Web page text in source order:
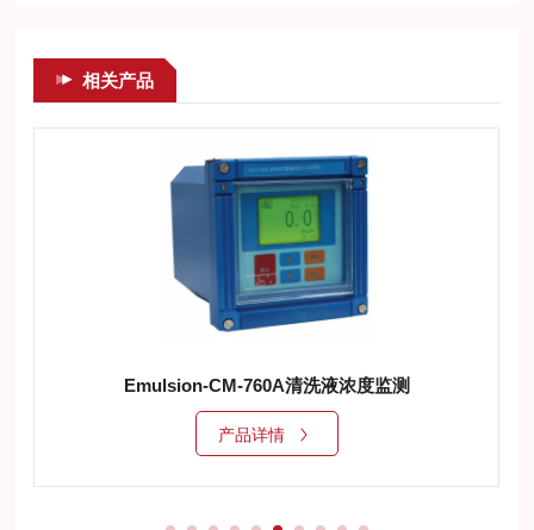
相关产品
Emulsion-CM-760A清洗液浓度监测
产品详情